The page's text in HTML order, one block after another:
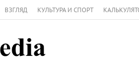
ВЗГЛЯД КУЛЬТУРА И СПОРТ